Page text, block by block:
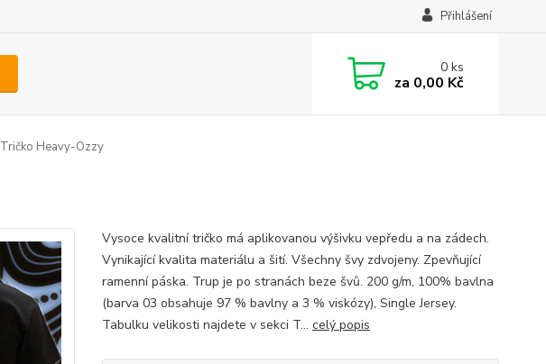
Přihlášení
0ks
za 0,00 Kč
Tričko Heavy-Ozzy
Vysoce kvalitní tričko má aplikovanou výšivku vepředu a na zádech.
Vynikající kvalita materiálu a šití. Všechny švy zdvojeny. Zpevňující
ramenní páska. Trup je po stranách beze švů. 200 g/m, 100% bavlna
(barva 03 obsahuje 97 % bavlny a 3 % viskózy), Single Jersey.
Tabulku velikosti najdete v sekci T... celý popis